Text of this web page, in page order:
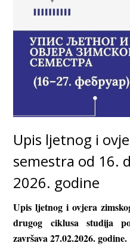
Upis ljetnog i
semestra od 16.
2026. godine
Upis ljetnog i ovjera
drugog ciklusa studija
završava 27.02.2026. godine.